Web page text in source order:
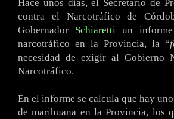
Hace unos días, el Secretario de
contra el Narcotráfico de
Gobernador Schiaretti un
narcotráfico en la Provincia, la “
necesidad de exigir al Gobierno
Narcotráfico.
En el informe se calcula que hay
de marihuana en la Provincia, los